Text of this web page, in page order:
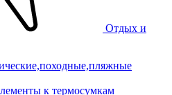
Отдых и
к термосумкам